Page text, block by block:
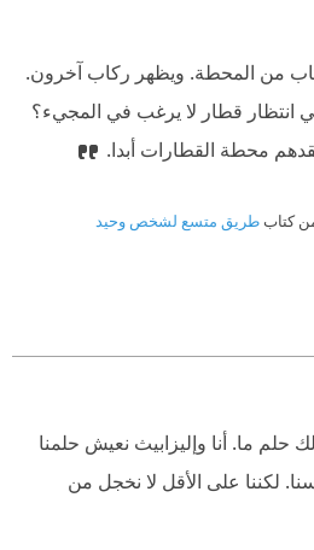
من المحطة. ويظهر ركاب آخرون.
انتظار قطار لا يرغب في المجيء؟
محطة القطارات أبدا.
كتابطريق متسع لشخص وحيد
حلم ما. أنا وإليزابيث نعيش حلمنا
لكننا على الأقل لا نخجل من